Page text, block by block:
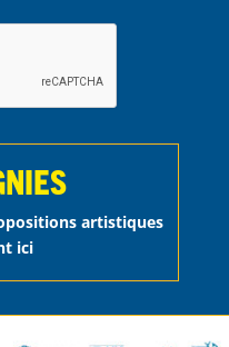
artistiques
ici